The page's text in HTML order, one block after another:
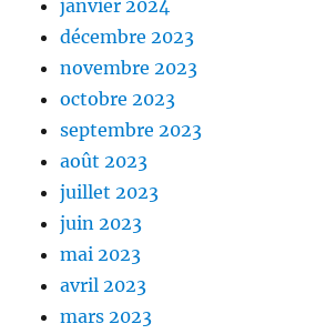
janvier 2024
décembre 2023
novembre 2023
octobre 2023
septembre 2023
août 2023
juillet 2023
juin 2023
mai 2023
avril 2023
mars 2023